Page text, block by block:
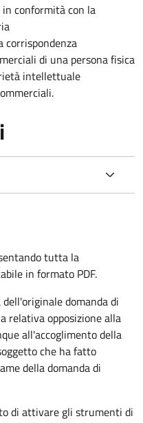
conformità con la
corrispondenza
di una persona fisica
intellettuale
tutta la
in formato PDF.
domanda di
relativa opposizione alla
all'accoglimento della
che ha fatto
della domanda di
di attivare gli strumenti di